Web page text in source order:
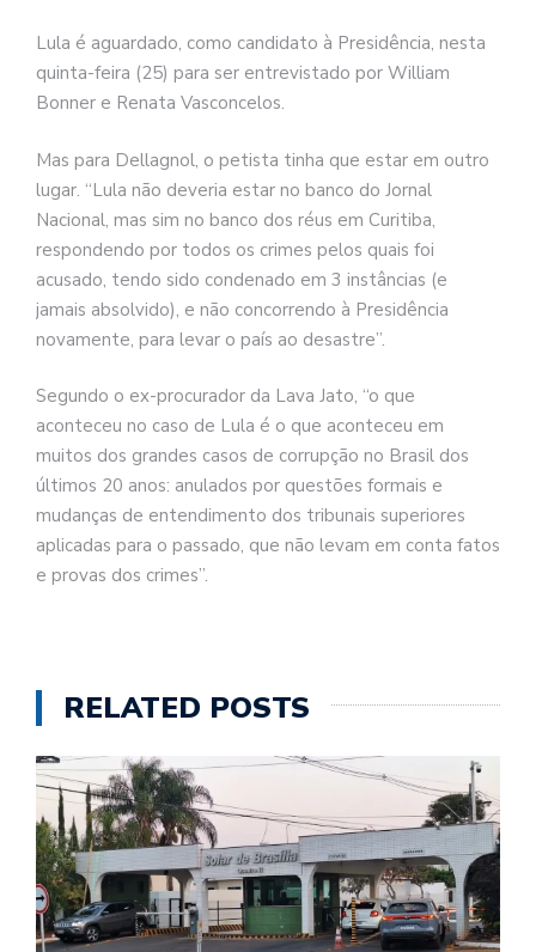
Lula é aguardado, como candidato à Presidência, nesta
quinta-feira (25) para ser entrevistado por William
Bonner e Renata Vasconcelos.
Mas para Dellagnol, o petista tinha que estar em outro
lugar. “Lula não deveria estar no banco do Jornal
Nacional, mas sim no banco dos réus em Curitiba,
respondendo por todos os crimes pelos quais foi
acusado, tendo sido condenado em 3 instâncias (e
jamais absolvido), e não concorrendo à Presidência
novamente, para levar o país ao desastre”.
Segundo o ex-procurador da Lava Jato, “o que
aconteceu no caso de Lula é o que aconteceu em
muitos dos grandes casos de corrupção no Brasil dos
últimos 20 anos: anulados por questões formais e
mudanças de entendimento dos tribunais superiores
aplicadas para o passado, que não levam em conta fatos
e provas dos crimes”.
RELATED POSTS